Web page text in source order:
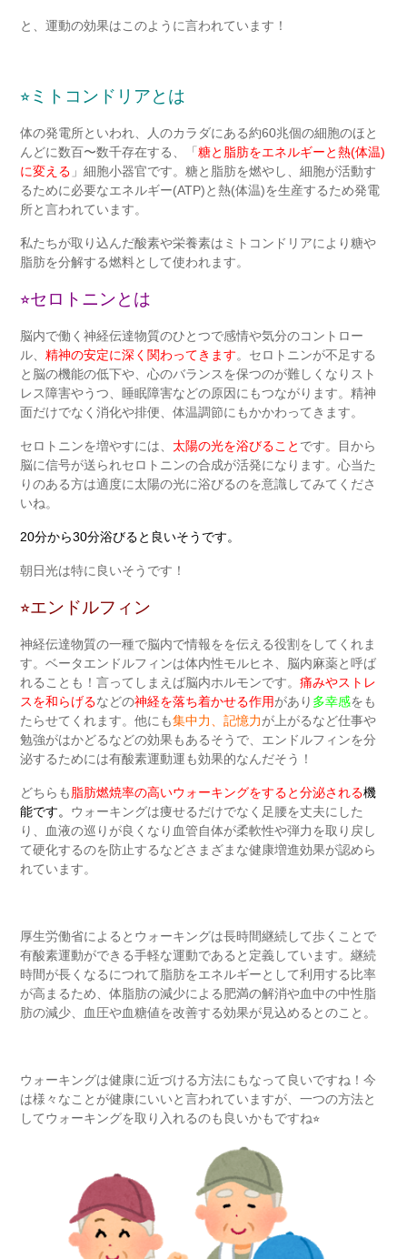
と、運動の効果はこのように言われています！
⭐︎ミトコンドリアとは
体の発電所といわれ、人のカラダにある約60兆個の細胞のほと
んどに数百〜数千存在する、「糖と脂肪をエネルギーと熱(体温)
に変える 」細胞小器官です。糖と脂肪を燃やし、細胞が活動す
るために必要なエネルギー(ATP)と熱(体温)を生産するため発電
所と言われています。
私たちが取り込んだ酸素や栄養素はミトコンドリアにより糖や
脂肪を分解する燃料として使われます。
⭐︎セロトニンとは
脳内で働く神経伝達物質のひとつで感情や気分のコントロー
ル、精神の安定に深く関わってきます。セロトニンが不足する
と脳の機能の低下や、心のバランスを保つのが難しくなりスト
レス障害やうつ、睡眠障害などの原因にもつながります。精神
面だけでなく消化や排便、体温調節にもかかわってきます。
セロトニンを増やすには、 太陽の光を浴びること です。目から
脳に信号が送られセロトニンの合成が活発になります。心当た
りのある方は適度に太陽の光に浴びるのを意識してみてくださ
いね。
20分から30分浴びると良いそうです。
朝日光は特に良いそうです！
⭐︎エンドルフィン
神経伝達物質の一種で脳内で情報をを伝える役割をしてくれま
す。ベータエンドルフィンは体内性モルヒネ、脳内麻薬と呼ば
れることも！言ってしまえば脳内ホルモンです。痛みやストレ
スを和らげるなどの神経を落ち着かせる作用があり 多幸感をも
たらせてくれます。他にも集中力、記憶力が上がるなど仕事や
勉強がはかどるなどの効果もあるそうで、エンドルフィンを分
泌するためには有酸素運動運も効果的なんだそう！
どちらも脂肪燃焼率の高いウォーキングをすると分泌される機
能です。 ウォーキングは痩せるだけでなく足腰を丈夫にした
り、血液の巡りが良くなり血管自体が柔軟性や弾力を取り戻し
て硬化するのを防止するなどさまざまな健康増進効果が認めら
れています。
厚生労働省によるとウォーキングは長時間継続して歩くことで
有酸素運動ができる手軽な運動であると定義しています。継続
時間が長くなるにつれて脂肪をエネルギーとして利用する比率
が高まるため、体脂肪の減少による肥満の解消や血中の中性脂
肪の減少、血圧や血糖値を改善する効果が見込めるとのこと。
ウォーキングは健康に近づける方法にもなって良いですね！今
は様々なことが健康にいいと言われていますが、一つの方法と
してウォーキングを取り入れるのも良いかもですね⭐︎